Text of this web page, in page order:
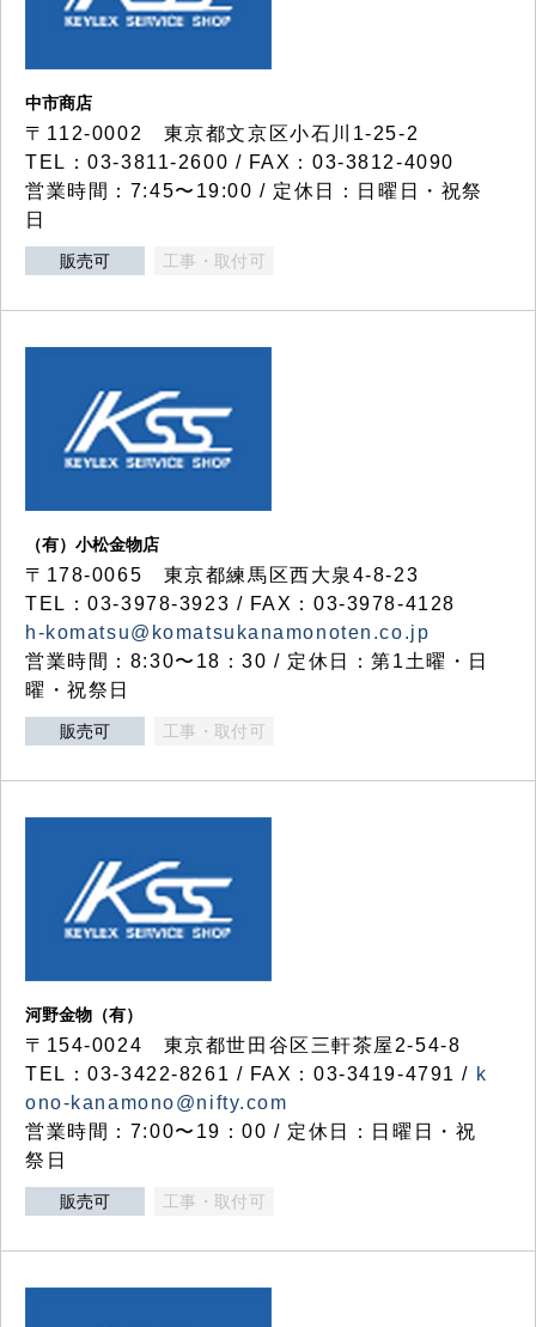
中市商店
〒112-0002 東京都文京区小石川1-25-2
TEL：03-3811-2600 / FAX：03-3812-4090
営業時間：7:45〜19:00 / 定休日：日曜日・祝祭
日
販売可 工事・取付可
（有）小松金物店
〒178-0065 東京都練馬区西大泉4-8-23
TEL：03-3978-3923 / FAX：03-3978-4128
h-komatsu@komatsukanamonoten.co.jp
営業時間：8:30〜18：30 / 定休日：第1土曜・日
曜・祝祭日
販売可 工事・取付可
河野金物（有）
〒154-0024 東京都世田谷区三軒茶屋2-54-8
TEL：03-3422-8261 / FAX：03-3419-4791 / k
ono-kanamono@nifty.com
営業時間：7:00〜19：00 / 定休日：日曜日・祝
祭日
販売可 工事・取付可